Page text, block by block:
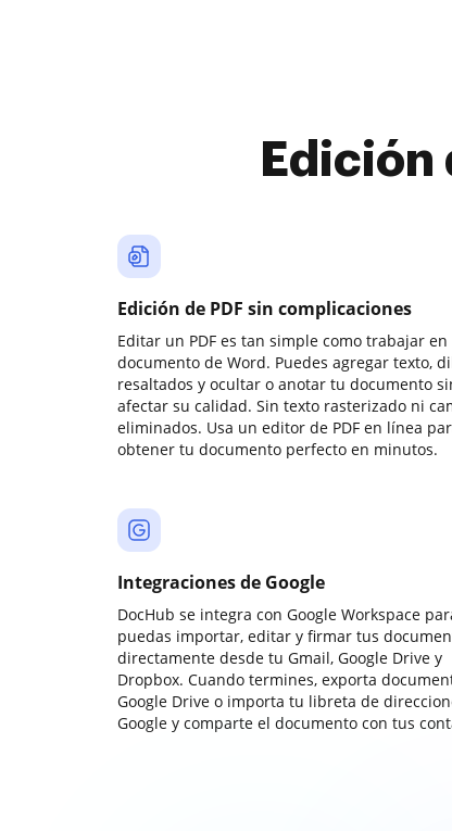
Edición de PDF sin complicaciones
Editar un PDF es tan simple como trabajar en
documento de Word. Puedes agregar texto,
resaltados y ocultar o anotar tu documento
afectar su calidad. Sin texto rasterizado ni
eliminados. Usa un editor de PDF en línea
obtener tu documento perfecto en minutos.
Integraciones de Google
DocHub se integra con Google Workspace
puedas importar, editar y firmar tus
directamente desde tu Gmail, Google Drive y
Dropbox. Cuando termines, exporta
Google Drive o importa tu libreta de
Google y comparte el documento con tus